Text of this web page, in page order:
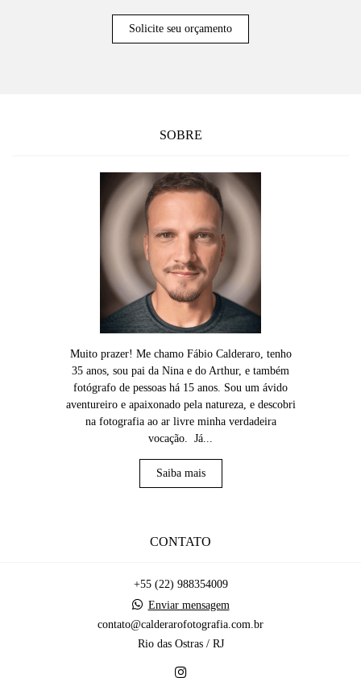
Solicite seu orçamento
SOBRE
Muito prazer! Me chamo Fábio Calderaro, tenho
35 anos, sou pai da Nina e do Arthur, e também
fotógrafo de pessoas há 15 anos. Sou um ávido
aventureiro e apaixonado pela natureza, e descobri
na fotografia ao ar livre minha verdadeira
vocação. Já...
Saiba mais
CONTATO
+55 (22) 988354009
Enviar mensagem
contato@calderarofotografia.com.br
Rio das Ostras / RJ